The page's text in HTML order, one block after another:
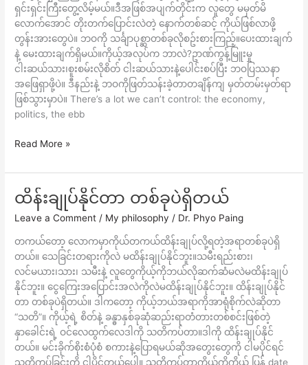
ရှင်းရှင်းကြီးတွေ့လိမ့်မယ်။ဒီအဖြစ်အပျက်တိုင်းက လူတွေ မမှတ်မိ
လောက်အောင် တိုးတက်ပြောင်းလဲတဲ့ နောက်တစ်ဆင့် ကိုယ်ဖြစ်လာဖို့
တွန်းအားတွေပဲ။ ဘဝကို သင်္ချာပုစ္ဆာတစ်ခုလိုစဥ်းစားကြည့်။ပေးထားချက်
နဲ့ မေးထားချက်ရှိမယ်။ကိုယ့်အလုပ်က ဘာလဲ?ဥာဏ်ကွန့်မြူးမှု
ငါးဆယ်သား၊စူးစမ်းလိုစိတ် ငါးဆယ်သားနဲ့ပေါင်းစပ်ပြီး ဘဝပြဿနာ
အဖြေရှာဖို့ပဲ။ ဒီနည်းနဲ့ ဘဝကိုဖြတ်သန်းခဲ့တာတချိန်ကျ မှတ်တမ်းမှတ်ရာ
ဖြစ်သွားမှာပဲ။ There’s a lot we can’t control: the economy,
politics, the ebb
Read More »
ထိန်းချုပ်နိုင်တာ တစ်ခုပဲရှိတယ်
Leave a Comment / My philosophy / Dr. Phyo Paing
တကယ်တော့ လောကမှာကိုယ်တကယ်ထိန်းချုပ်လို့ရတဲ့အရာတစ်ခုပဲရှိ
တယ်။ သေခြင်းတရားကိုလဲ မထိန်းချုပ်နိုင်ဘူး။သမီးရည်းစား၊
လင်မယား၊သား၊ သမီးနဲ့ လူတွေကိုယ့်ကိုဘယ်လိုဆက်ဆံမလဲမထိန်းချုပ်
နိုင်ဘူး။ ငွေကြေးအပြောင်းအလဲကိုလဲမထိန်းချုပ်နိုင်ဘူး။ ထိန်းချုပ်နိုင်
တာ တစ်ခုပဲရှိတယ်။ ဒါကတော့ ကိုယ့်ဘယ်အရာကိုအာရုံစိုက်လဲဆိုတာ
“သတိ”။ ကိုယ့်ရဲ့ စိတ်နဲ့ ခန္ဓာနှစ်ခုဆုံဆည်းရာတံတားတစ်စင်းဖြစ်တဲ့
နှာခေါင်းရဲ့ ဝင်လေထွက်လေဒါကို သတိကပ်တာ။ဒါကို ထိန်းချုပ်နိုင်
တယ်။ မင်းခိုက်စိုးစံပုံစံ စကားနဲ့ပြောရမယ်ဆိုအတွေးတွေကို ငါမပိုင်ရင်
သတိကပ်ခြင်းကို ငါပိုင်တယ်ပေါ့။ သတိကပ်တာကိုယ့်ကိုကိုယ် ပြန် date
ထိန်းချုပ်
တာ
တစ်
ခု
ပဲ
ရှိ
တယ်